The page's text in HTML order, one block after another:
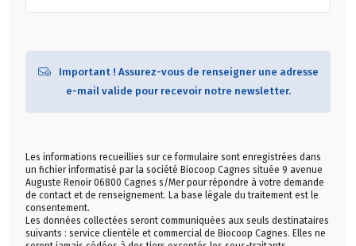
Important ! Assurez-vous de renseigner une adresse
e-mail valide pour recevoir notre newsletter.
Les informations recueillies sur ce formulaire sont enregistrées dans
un fichier informatisé par la société Biocoop Cagnes située 9 avenue
Auguste Renoir 06800 Cagnes s/Mer pour répondre à votre demande
de contact et de renseignement. La base légale du traitement est le
consentement.
Les données collectées seront communiquées aux seuls destinataires
suivants : service clientèle et commercial de Biocoop Cagnes. Elles ne